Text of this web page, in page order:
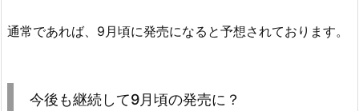
通常であれば、9月頃に発売になると予想されております。
今後も継続して9月頃の発売に？